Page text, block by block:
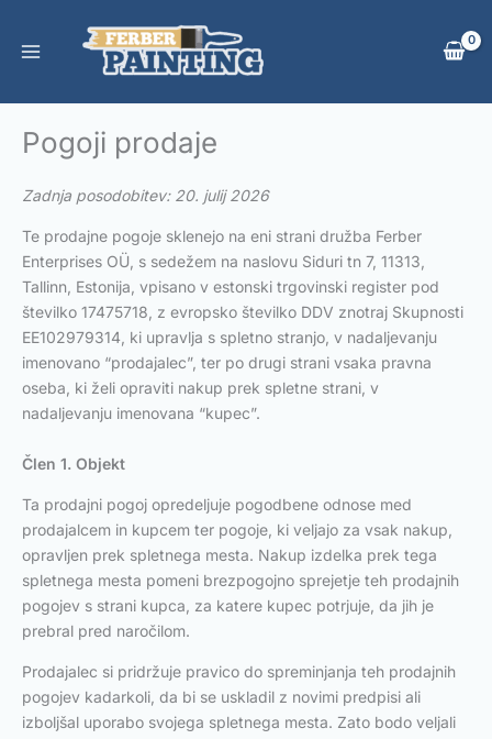
content
Pogoji prodaje
Zadnja posodobitev: 20. julij 2026
Te prodajne pogoje sklenejo na eni strani družba Ferber
Enterprises OÜ, s sedežem na naslovu Siduri tn 7, 11313,
Tallinn, Estonija, vpisano v estonski trgovinski register pod
številko 17475718, z evropsko številko DDV znotraj Skupnosti
EE102979314, ki upravlja s spletno stranjo, v nadaljevanju
imenovano “prodajalec”, ter po drugi strani vsaka pravna
oseba, ki želi opraviti nakup prek spletne strani, v
nadaljevanju imenovana “kupec”.
Člen 1. Objekt
Ta prodajni pogoj opredeljuje pogodbene odnose med
prodajalcem in kupcem ter pogoje, ki veljajo za vsak nakup,
opravljen prek spletnega mesta. Nakup izdelka prek tega
spletnega mesta pomeni brezpogojno sprejetje teh prodajnih
pogojev s strani kupca, za katere kupec potrjuje, da jih je
prebral pred naročilom.
Prodajalec si pridržuje pravico do spreminjanja teh prodajnih
pogojev kadarkoli, da bi se uskladil z novimi predpisi ali
izboljšal uporabo svojega spletnega mesta. Zato bodo veljali